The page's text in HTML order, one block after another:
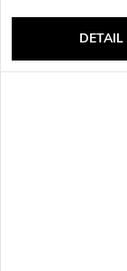
DETAIL